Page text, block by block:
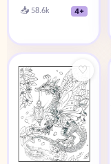
📥 58.6k 4+
♡